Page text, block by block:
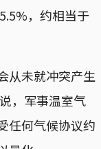
，约相当于
从未就冲突产生
，军事温室气
任何气候协议约